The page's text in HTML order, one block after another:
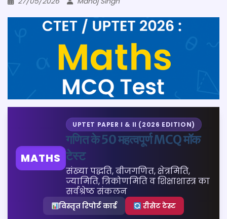
MATHS
UPTET PAPER I & II (2026 EDITION)
गणित के 50 महत्वपूर्ण MCQ मॉक
टेस्ट
संख्या पद्धति, बीजगणित, क्षेत्रमिति,
ज्यामिति, त्रिकोणमिति व शिक्षाशास्त्र का
सर्वश्रेष्ठ संकलन
विस्तृत रिपोर्ट कार्ड रीसेट टेस्ट